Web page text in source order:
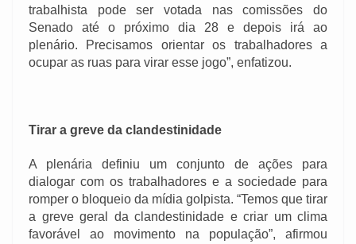
trabalhista pode ser votada nas comissões do
Senado até o próximo dia 28 e depois irá ao
plenário. Precisamos orientar os trabalhadores a
ocupar as ruas para virar esse jogo”, enfatizou.
Tirar a greve da clandestinidade
A plenária definiu um conjunto de ações para
dialogar com os trabalhadores e a sociedade para
romper o bloqueio da mídia golpista. “Temos que tirar
a greve geral da clandestinidade e criar um clima
favorável ao movimento na população”, afirmou